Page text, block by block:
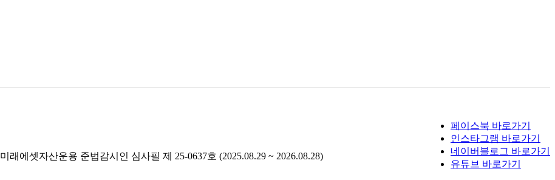
미래에셋자산운용 준법감시인 심사필 제 25-0637호 (2025.08.29 ~ 2026.08.28)
페이스북 바로가기
인스타그램 바로가기
네이버블로그 바로가기
유튜브 바로가기